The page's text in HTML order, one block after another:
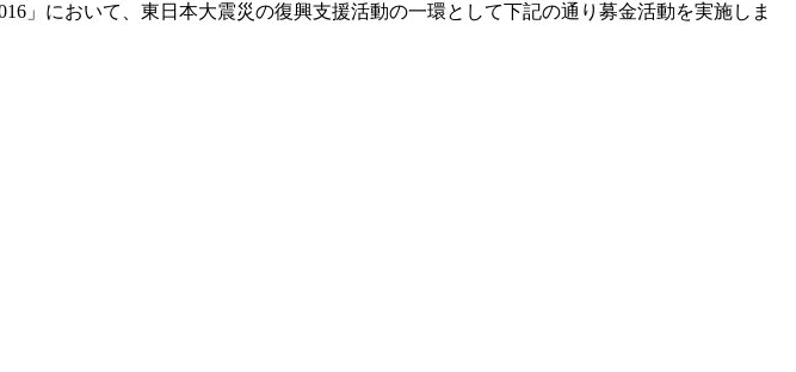
」において、東日本大震災の復興支援活動の一環として下記の通り募金活動を実施しま